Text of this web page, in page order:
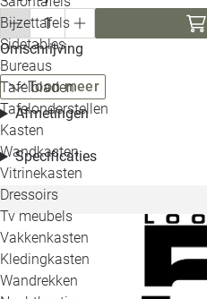
Bijzettafels
Sidetables
Bureaus
Tafelbladen
Tafelonderstellen
Kasten
Wandkasten
Vitrinekasten
Dressoirs
Tv meubels
Vakkenkasten
Kledingkasten
Wandrekken
Omschrijving
Toon meer
Afmetingen
Specificaties